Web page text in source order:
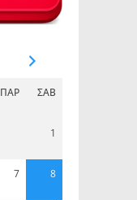
ΠΑΡ ΣΆΒ
1
7 8